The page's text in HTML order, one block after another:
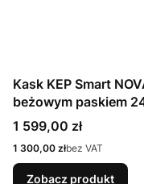
Kask KEP Smart
beżowym paskiem
Cena
1 599,00 zł
Cena
1 300,00 złbez VAT
Zobacz produkt